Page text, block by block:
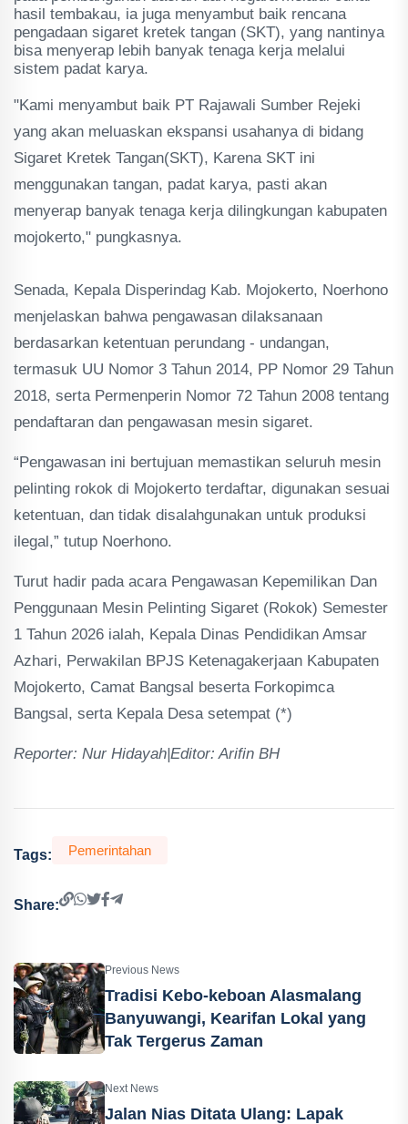
hasil tembakau, ia juga menyambut baik rencana
pengadaan sigaret kretek tangan (SKT), yang nantinya
bisa menyerap lebih banyak tenaga kerja melalui
sistem padat karya.
"Kami menyambut baik PT Rajawali Sumber Rejeki
yang akan meluaskan ekspansi usahanya di bidang
Sigaret Kretek Tangan(SKT), Karena SKT ini
menggunakan tangan, padat karya, pasti akan
menyerap banyak tenaga kerja dilingkungan kabupaten
mojokerto," pungkasnya.
Senada, Kepala Disperindag Kab. Mojokerto, Noerhono
menjelaskan bahwa pengawasan dilaksanaan
berdasarkan ketentuan perundang - undangan,
termasuk UU Nomor 3 Tahun 2014, PP Nomor 29 Tahun
2018, serta Permenperin Nomor 72 Tahun 2008 tentang
pendaftaran dan pengawasan mesin sigaret.
“Pengawasan ini bertujuan memastikan seluruh mesin
pelinting rokok di Mojokerto terdaftar, digunakan sesuai
ketentuan, dan tidak disalahgunakan untuk produksi
ilegal,” tutup Noerhono.
Turut hadir pada acara Pengawasan Kepemilikan Dan
Penggunaan Mesin Pelinting Sigaret (Rokok) Semester
1 Tahun 2026 ialah, Kepala Dinas Pendidikan Amsar
Azhari, Perwakilan BPJS Ketenagakerjaan Kabupaten
Mojokerto, Camat Bangsal beserta Forkopimca
Bangsal, serta Kepala Desa setempat (*)
Reporter: Nur Hidayah|Editor: Arifin BH
Tags: Pemerintahan
Share:
Previous News
Tradisi Kebo-keboan Alasmalang
Banyuwangi, Kearifan Lokal yang
Tak Tergerus Zaman
Next News
Jalan Nias Ditata Ulang: Lapak